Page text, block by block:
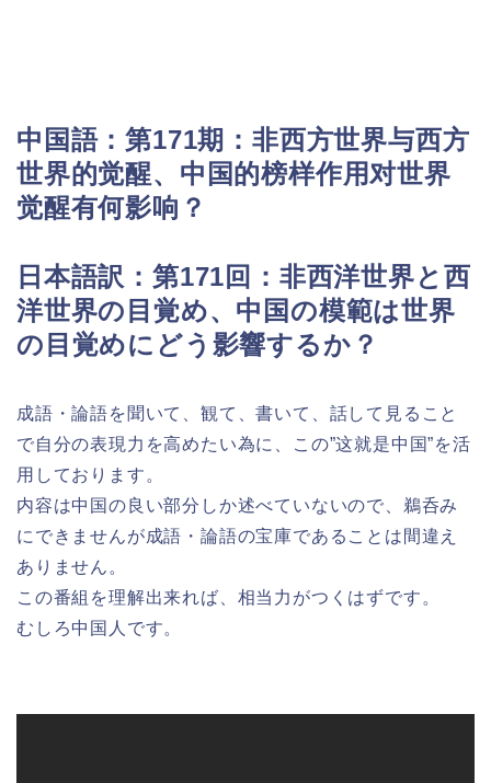
中 国語：第171期：非西方世界与西方
世界的觉醒、中国的榜样作用对世界
觉醒有何影响？
日本語訳：第171回： 非西洋世界と西
洋世界の目覚め、中国の模範は世界
の目覚めにどう影響するか？
成語・論語を聞いて、観て、書いて、話して見ること
で自分の表現力を高めたい為に、この”这就是中国”を活
用しております。
内容は中国の良い部分しか述べていないので、鵜呑み
にできませんが成語・論語の宝庫であることは間違え
ありません。
この番組を理解出来れば、相当力がつくはずです。
むしろ中国人です。